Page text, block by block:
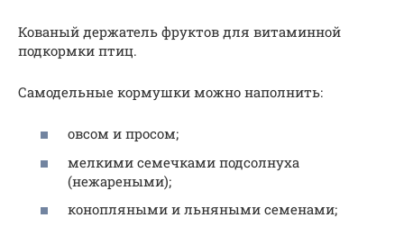
Кованый держатель фруктов для витаминной
подкормки птиц.
Самодельные кормушки можно наполнить:
овсом и просом;
мелкими семечками подсолнуха
(нежареными);
конопляными и льняными семенами;